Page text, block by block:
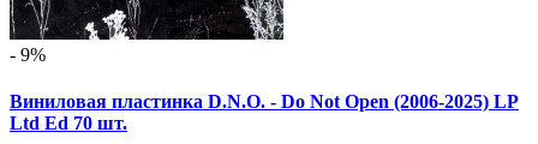
- 9%
Виниловая пластинка D.N.O. - Do Not Open (2006-2025) LP
Ltd Ed 70 шт.